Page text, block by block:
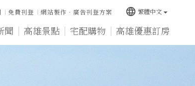
聞 高雄景點 宅配購物 高雄優惠訂房
免費刊登 網站製作‧廣告刊登方案 language 繁體中文